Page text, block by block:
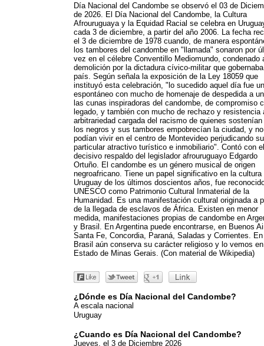
Día Nacional del Candombe se observó el 03 de
de 2026. El Día Nacional del Candombe, la Cultura
Afrouruguaya y la Equidad Racial se celebra en
cada 3 de diciembre, a partir del año 2006. La fecha
el 3 de diciembre de 1978 cuando, de manera
los tambores del candombe en "llamada" sonaron por
vez en el célebre Conventillo Mediomundo, condenado
demolición por la dictadura cívico-militar que
país. Según señala la exposición de la Ley 18059 que
instituyó esta celebración, "lo sucedido aquel día fue
espontáneo con mucho de homenaje de despedida a
las cunas inspiradoras del candombe, de compromiso
legado, y también con mucho de rechazo y resistencia
arbitrariedad cargada del racismo de quienes sostenían
los negros y sus tambores empobrecían la ciudad, y no
podían vivir en el centro de Montevideo perjudicando su
particular atractivo turístico e inmobiliario". Contó con el
decisivo respaldo del legislador afrouruguayo Edgardo
Ortuño. El candombe es un género musical de origen
negroafricano. Tiene un papel significativo en la cultura
Uruguay de los últimos doscientos años, fue
UNESCO como Patrimonio Cultural Inmaterial de la
Humanidad. Es una manifestación cultural originada a
de la llegada de esclavos de África. Existen en menor
medida, manifestaciones propias de candombe en
y Brasil. En Argentina puede encontrarse, en Buenos
Santa Fe, Concordia, Paraná, Saladas y Corrientes. En
Brasil aún conserva su carácter religioso y lo vemos
Estado de Minas Gerais. (Con material de Wikipedia)
¿Dónde es Día Nacional del Candombe?
A escala nacional
Uruguay
¿Cuando es Día Nacional del Candombe?
Jueves, el 3 de Diciembre 2026